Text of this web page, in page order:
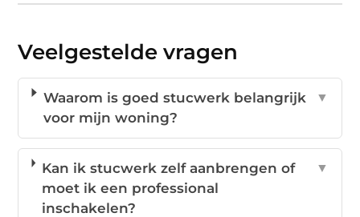
Veelgestelde vragen
Waarom is goed stucwerk belangrijk
voor mijn woning?
▼
Kan ik stucwerk zelf aanbrengen of
moet ik een professional
inschakelen?
▼